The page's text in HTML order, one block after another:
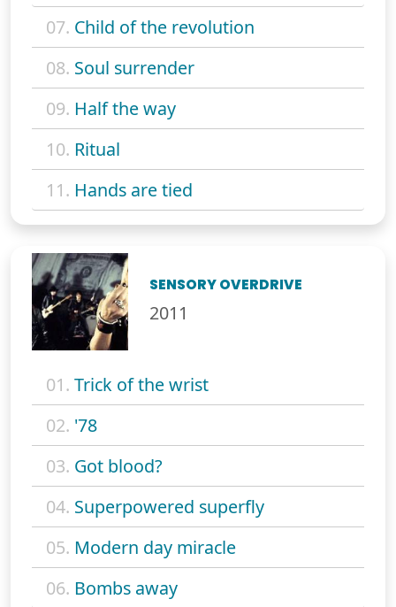
07. Child of the revolution
08. Soul surrender
09. Half the way
10. Ritual
11. Hands are tied
SENSORY OVERDRIVE
2011
01. Trick of the wrist
02. '78
03. Got blood?
04. Superpowered superfly
05. Modern day miracle
06. Bombs away